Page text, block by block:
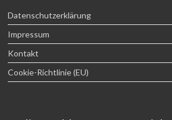
Datenschutzerklärung
Impressum
Kontakt
Cookie-Richtlinie (EU)